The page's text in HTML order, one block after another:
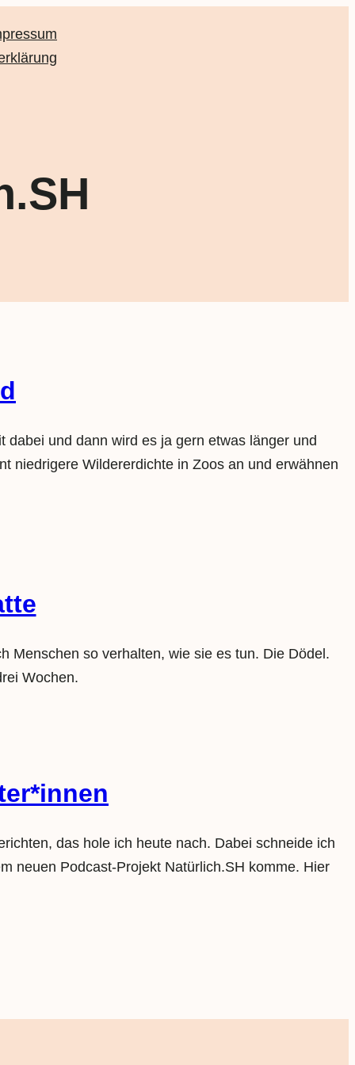
und dann wird es ja gern etwas länger und
niedrigere Wildererdichte in Zoos an und erwähnen
Menschen so verhalten, wie sie es tun. Die Dödel.
Wochen.
das hole ich heute nach. Dabei schneide ich
neuen Podcast-Projekt Natürlich.SH komme. Hier